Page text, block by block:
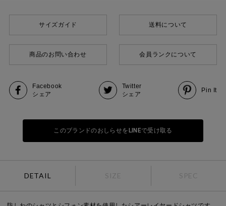
サイズガイド 送料について
商品のお問い合わせ 会員ランクについて
Facebook
シェア
Twitter
シェア
Pin It
このブランドのおしらせをLINEで受け取る
DETAIL SIZE SPEC